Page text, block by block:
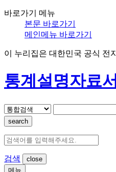
바로가기 메뉴
본문 바로가기
메인메뉴 바로가기
이 누리집은 대한민국 공식 전
통계설명자료
search
검색
메뉴